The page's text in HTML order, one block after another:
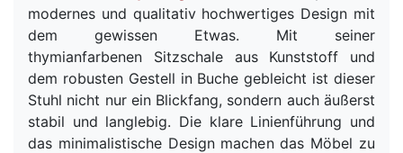
modernes und qualitativ hochwertiges Design mit
dem gewissen Etwas. Mit seiner
thymianfarbenen Sitzschale aus Kunststoff und
dem robusten Gestell in Buche gebleicht ist dieser
Stuhl nicht nur ein Blickfang, sondern auch äußerst
stabil und langlebig. Die klare Linienführung und
das minimalistische Design machen das Möbel zu